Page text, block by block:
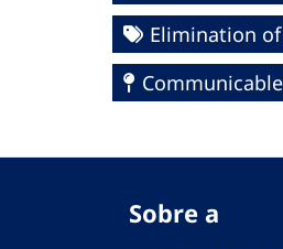
Elimination
Sobre a